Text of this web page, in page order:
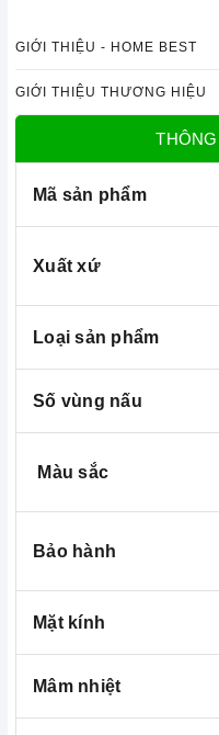
điện từ cao cấp.
Thiết kế sang
999DHG
1. Chức năng
GIỚI THIỆU - HOME BEST
GIỚI THIỆU THƯƠNG HIỆU
Mã sản phẩm
Xuất xứ
Loại sản phẩm
Số vùng nấu
Màu sắc
Bảo hành
Mặt kính
Mâm nhiệt